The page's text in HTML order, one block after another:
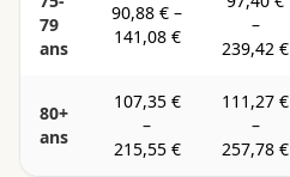
79
ans
90,88 € –
141,08 €
–
239,42 €
80+
ans
107,35 €
–
215,55 €
111,27 €
–
257,78 €